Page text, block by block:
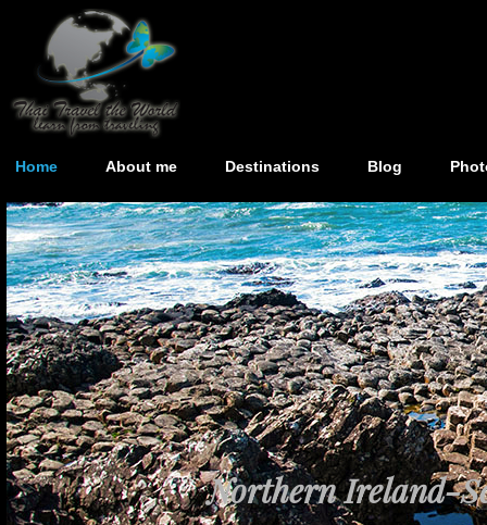
Home About me Destinations Blog
เส้นทาง